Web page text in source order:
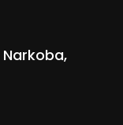
Narkoba,